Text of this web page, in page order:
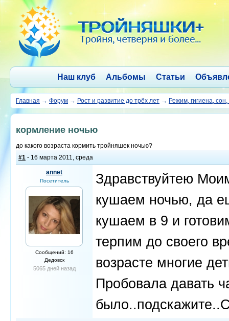
Наш клуб Альбомы Статьи
Главная → Форум → Рост и развитие до трёх лет → Режим, гигиена,
кормление ночью
до какого возраста кормить тройняшек ночью?
#1 - 16 марта 2011, среда
annet
Посетитель
Сообщений: 16
Дедовск
5065 дней назад
Здравствуйтею
кушаем ночью, да
кушаем в 9 и
терпим до своего
возрасте многие
Пробовала давать